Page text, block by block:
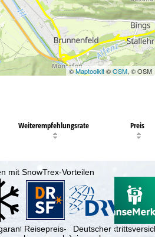
©Maptoolkit©OSM, © OSM
Weiterempfehlungsrate Preis
mit SnowTrex-Vorteilen
Reisepreis-
Deutscher